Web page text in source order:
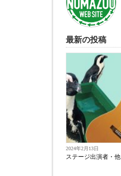
最新の投稿
2024年2月13日
ステージ出演者・他